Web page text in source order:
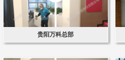
贵阳万科总部